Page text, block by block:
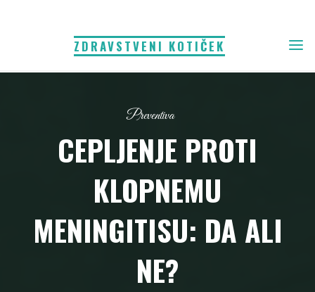
ZDRAVSTVENI KOTIČEK
Preventiva
CEPLJENJE PROTI
KLOPNEMU
MENINGITISU: DA ALI
NE?